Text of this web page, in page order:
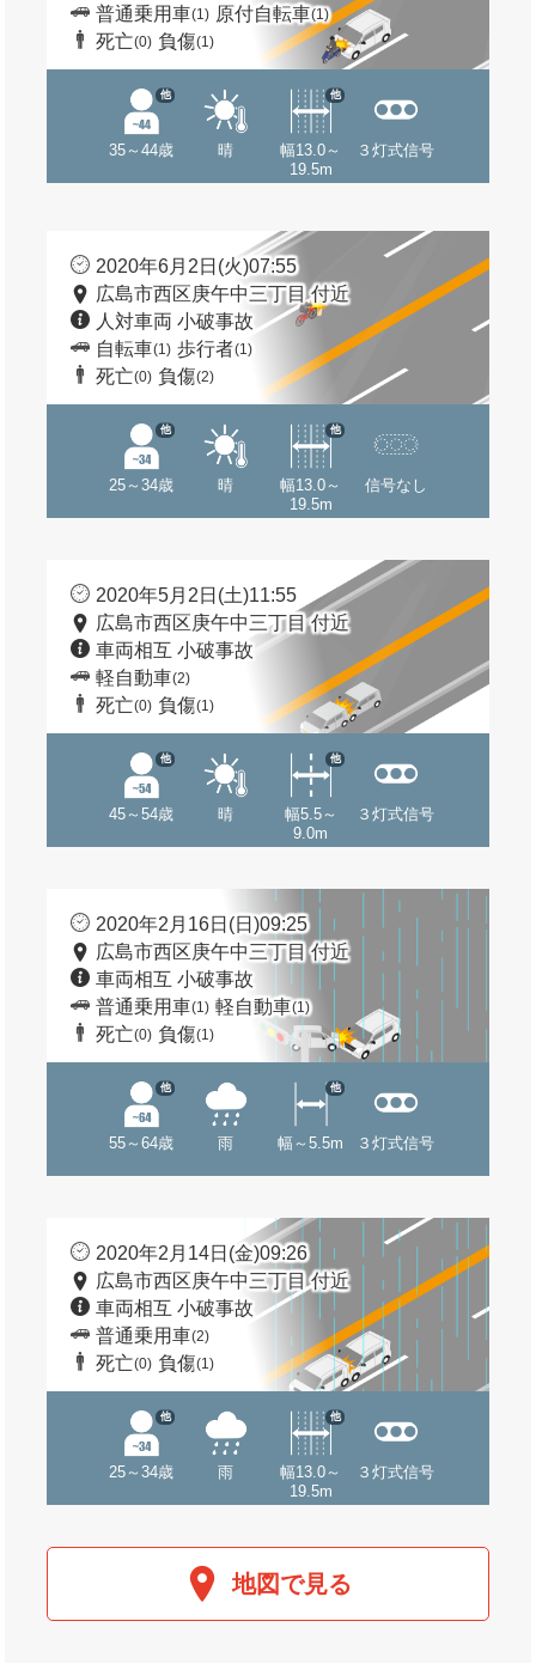
普通乗用車(1) 原付自転車(1)
死亡(0) 負傷(1)
35～44歳
他
晴
幅13.0～
19.5m
他
３灯式信号
2020年6月2日(火)07:55
広島市西区庚午中三丁目 付近
人対車両 小破事故
自転車(1) 歩行者(1)
死亡(0) 負傷(2)
25～34歳
他
晴
幅13.0～
19.5m
他
信号なし
2020年5月2日(土)11:55
広島市西区庚午中三丁目 付近
車両相互 小破事故
軽自動車(2)
死亡(0) 負傷(1)
45～54歳
他
晴
幅5.5～
9.0m
他
３灯式信号
2020年2月16日(日)09:25
広島市西区庚午中三丁目 付近
車両相互 小破事故
普通乗用車(1) 軽自動車(1)
死亡(0) 負傷(1)
55～64歳
他
雨 幅～5.5m
他
３灯式信号
2020年2月14日(金)09:26
広島市西区庚午中三丁目 付近
車両相互 小破事故
普通乗用車(2)
死亡(0) 負傷(1)
25～34歳
他
雨
幅13.0～
19.5m
他
３灯式信号
地図で見る